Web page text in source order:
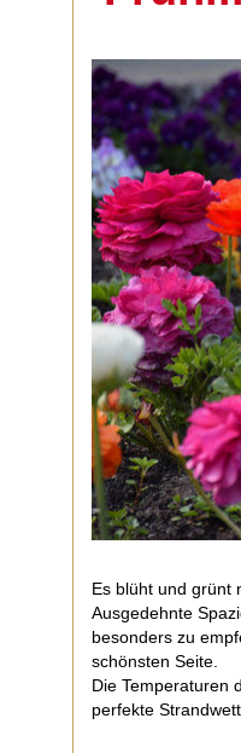
Es blüht und grünt
Ausgedehnte
besonders zu
schönsten Seite.
Die Temperaturen
perfekte